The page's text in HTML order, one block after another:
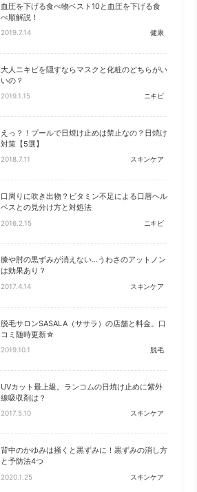
血圧を下げる食べ物ベスト10と血圧を下げる食
べ順解説！
2019.7.14 健康
大人ニキビを隠すならマスクと化粧のどちらがい
いの？
2019.1.15 ニキビ
えっ？！プールで日焼け止めは禁止なの？日焼け
対策【5選】
2018.7.11 スキンケア
口周りに吹き出物？ビタミン不足による口唇ヘル
ペスとの見分け方と対処法
2016.2.15 ニキビ
膝や肘の黒ずみが消えない…うわさのアットノン
は効果あり？
2017.4.14 スキンケア
脱毛サロンSASALA（ササラ）の店舗と料金。口
コミ随時更新☆
2019.10.1 脱毛
UVカット最上級。ランコムの日焼け止めに紫外
線吸収剤は？
2017.5.10 スキンケア
背中のかゆみは掻くと黒ずみに！黒ずみの消し方
と予防法4つ
2020.1.25 スキンケア